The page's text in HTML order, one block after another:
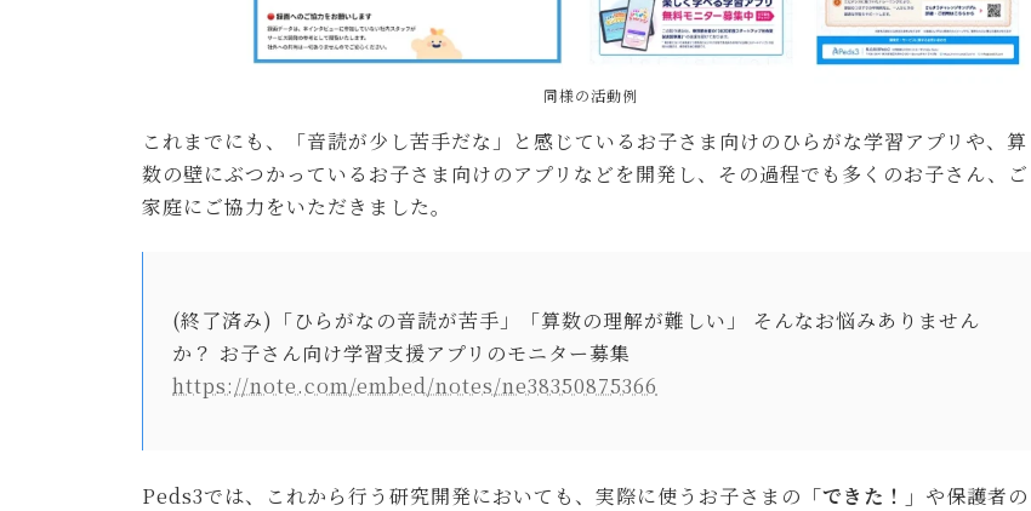
同様の活動例
これまでにも、「音読が少し苦手だな」と感じているお子さま向けのひらがな学習アプリや、算
数の壁にぶつかっているお子さま向けのアプリなどを開発し、その過程でも多くのお子さん、ご
家庭にご協力をいただきました。
(終了済み)「ひらがなの音読が苦手」「算数の理解が難しい」 そんなお悩みありません
か？ お子さん向け学習支援アプリのモニター募集
https://note.com/embed/notes/ne38350875366
Peds3では、これから行う研究開発においても、実際に使うお子さまの 「できた！」 や保護者の